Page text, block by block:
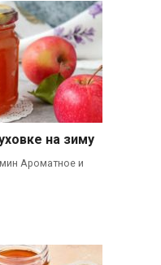
на зиму
Ароматное и